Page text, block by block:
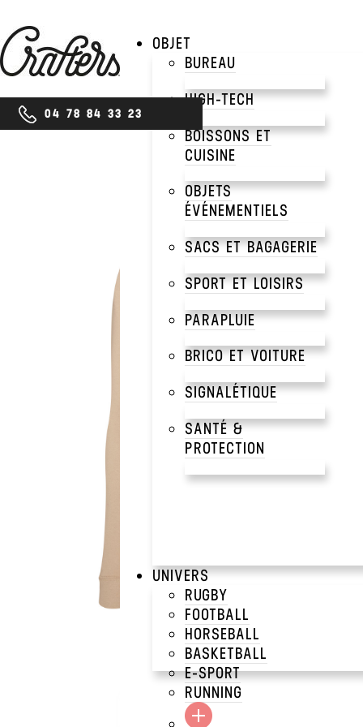
04 78 84 33 23
OBJET
BUREAU
HIGH-TECH
BOISSONS ET
CUISINE
OBJETS
ÉVÉNEMENTIELS
SACS ET BAGAGERIE
SPORT ET LOISIRS
PARAPLUIE
BRICO ET VOITURE
SIGNALÉTIQUE
SANTÉ &
PROTECTION
UNIVERS
RUGBY
FOOTBALL
HORSEBALL
BASKETBALL
E-SPORT
RUNNING